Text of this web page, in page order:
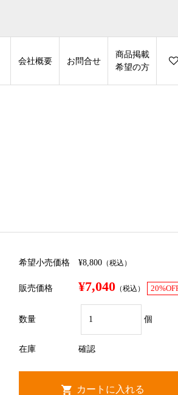
会社概要 お問合せ
商品掲載
希望の⽅
希望小売価格 ¥8,800（税込）
販売価格 ¥7,040（税込）
数量 個
在庫 確認